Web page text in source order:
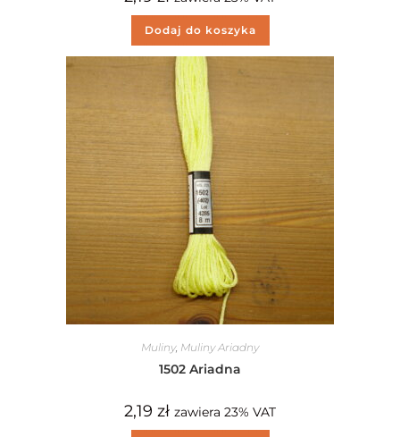
Dodaj do koszyka
Muliny, Muliny Ariadny
1502 Ariadna
2,19 zł zawiera 23% VAT